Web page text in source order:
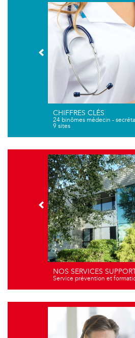
CHIFFRES CLÉS
24 binômes médecin -
9 sites
NOS SERVICES
Service prévention et